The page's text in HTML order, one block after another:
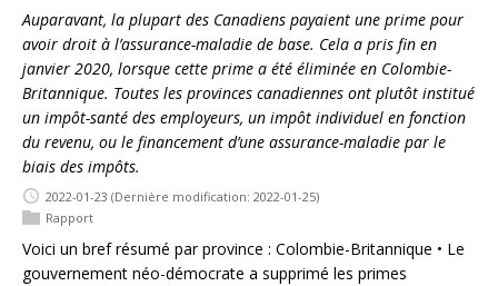
Auparavant, la plupart des Canadiens payaient une prime pour
avoir droit à l’assurance-maladie de base. Cela a pris fin en
janvier 2020, lorsque cette prime a été éliminée en Colombie-
Britannique. Toutes les provinces canadiennes ont plutôt institué
un impôt-santé des employeurs, un impôt individuel en fonction
du revenu, ou le financement d’une assurance-maladie par le
biais des impôts.
2022-01-23 (Dernière modification: 2022-01-25)
Rapport
Voici un bref résumé par province : Colombie-Britannique • Le
gouvernement néo-démocrate a supprimé les primes